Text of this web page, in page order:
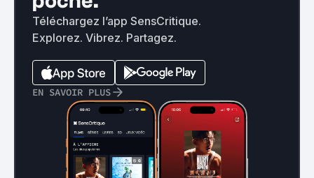
Téléchargez l’app SensCritique.
Explorez. Vibrez. Partagez.
EN SAVOIR PLUS